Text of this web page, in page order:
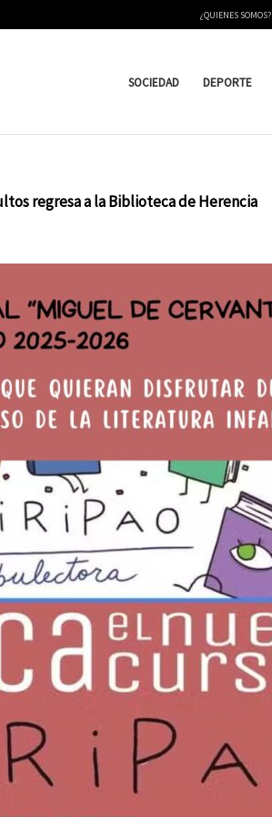
¿QUIENES SOMOS?
SOCIEDAD DEPORTE
regresa a la Biblioteca de Herencia